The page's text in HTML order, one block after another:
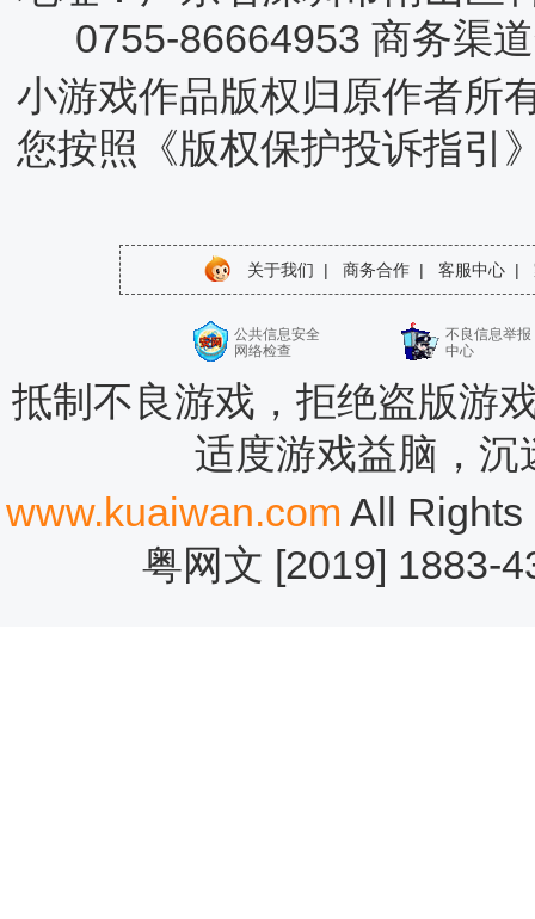
0755-86664953 商务渠
小游戏作品版权归原作者所
您按照《版权保护投诉指引
关于我们 | 商务合作 | 客服中心 |
公共信息安全
网络检查
不良信息举报
中心
抵制不良游戏，拒绝盗版游
适度游戏益脑，沉
www.kuaiwan.com All Rights
粤网文 [2019] 1883-